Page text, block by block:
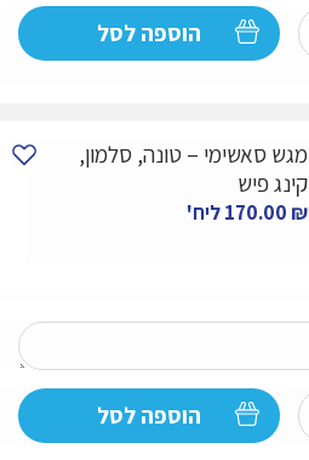
הוספה לסל
מגש סאשימי – טונה, סלמון,
קינג פיש
170.00 ₪ ליח'
הוספה לסל